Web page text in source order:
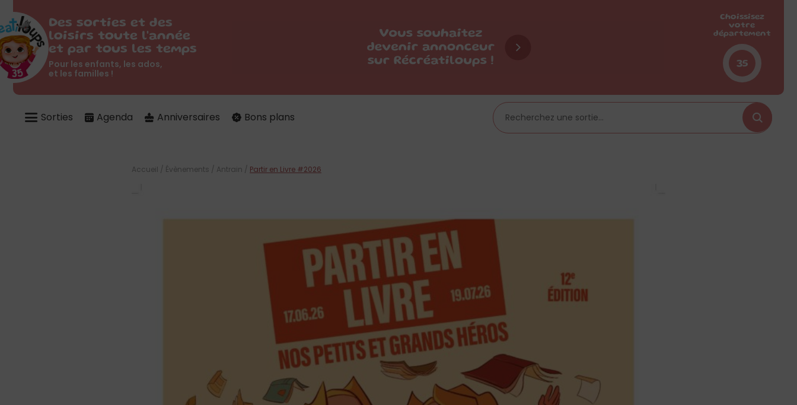
Des sorties et des
loisirs toute l'année
et par tous les temps
Pour les enfants, les ados,
et les familles !
Choissisez
votre
département
35
Sorties Agenda Anniversaires Bons plans
Accueil / Évènements / Antrain / Partir en Livre #2026